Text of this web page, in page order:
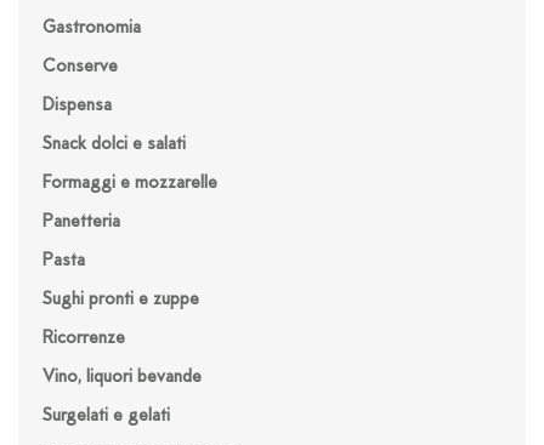
Gastronomia
Conserve
Dispensa
Snack dolci e salati
Formaggi e mozzarelle
Panetteria
Pasta
Sughi pronti e zuppe
Ricorrenze
Vino, liquori bevande
Surgelati e gelati